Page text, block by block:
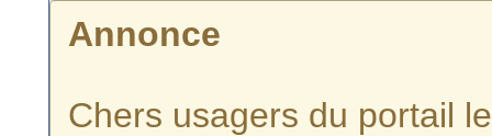
Annonce
Chers usagers du portail